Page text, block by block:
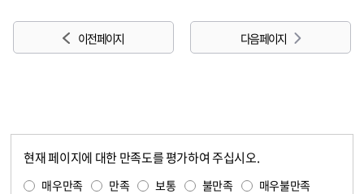
이전 페이지 다음 페이지
현재 페이지에 대한 만족도를 평가하여 주십시오.
매우만족 만족 보통 불만족 매우불만족